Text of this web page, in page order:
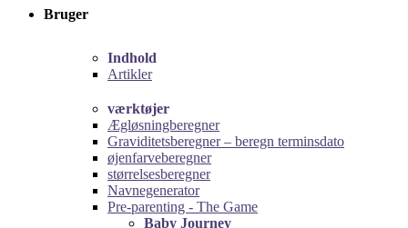
Bruger
Indhold
Artikler
værktøjer
Ægløsningberegner
Graviditetsberegner – beregn terminsdato
øjenfarveberegner
størrelsesberegner
Navnegenerator
Pre-parenting - The Game
Baby Journey